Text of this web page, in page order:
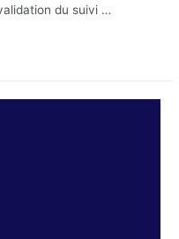
du suivi …